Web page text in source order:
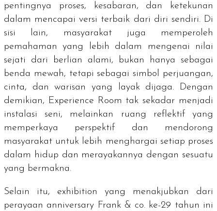
pentingnya proses, kesabaran, dan ketekunan
dalam mencapai versi terbaik dari diri sendiri. Di
sisi lain, masyarakat juga memperoleh
pemahaman yang lebih dalam mengenai nilai
sejati dari berlian alami, bukan hanya sebagai
benda mewah, tetapi sebagai simbol perjuangan,
cinta, dan warisan yang layak dijaga. Dengan
demikian, Experience Room tak sekadar menjadi
instalasi seni, melainkan ruang reflektif yang
memperkaya perspektif dan mendorong
masyarakat untuk lebih menghargai setiap proses
dalam hidup dan merayakannya dengan sesuatu
yang bermakna.
Selain itu, exhibition yang menakjubkan dari
perayaan anniversary Frank & co. ke-29 tahun ini